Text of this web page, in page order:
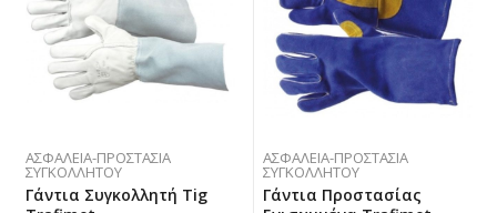
ΑΣΦΆΛΕΙΑ-ΠΡΟΣΤΑΣΊΑ
ΣΥΓΚΟΛΛΗΤΟΎ
Γάντια Συγκολλητή Tig
ΑΣΦΆΛΕΙΑ-ΠΡΟΣΤΑΣΊΑ
ΣΥΓΚΟΛΛΗΤΟΎ
Γάντια Προστασίας